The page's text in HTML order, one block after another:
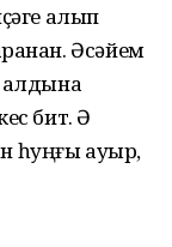
алып
Әсәйем
алдына
бит. Ә
һуңғы ауыр,